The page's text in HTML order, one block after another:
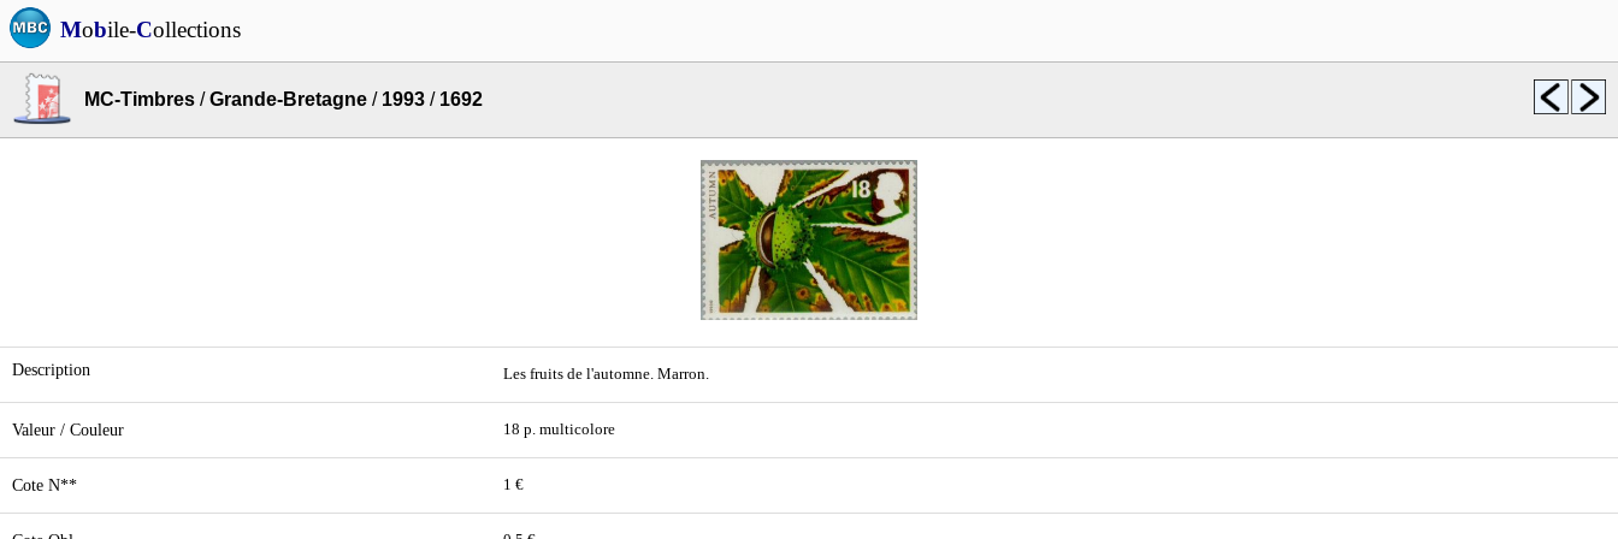
Mobile-Collections
MC-Timbres /Grande-Bretagne / 1993 / 1692
Description Les fruits de l'automne. Marron.
Valeur / Couleur 18 p. multicolore
Cote N** 1 €